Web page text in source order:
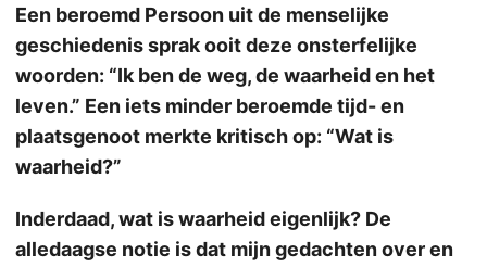
Een beroemd Persoon uit de menselijke
geschiedenis sprak ooit deze onsterfelijke
woorden: “Ik ben de weg, de waarheid en het
leven.” Een iets minder beroemde tijd- en
plaatsgenoot merkte kritisch op: “Wat is
waarheid?”
Inderdaad, wat is waarheid eigenlijk? De
alledaagse notie is dat mijn gedachten over en